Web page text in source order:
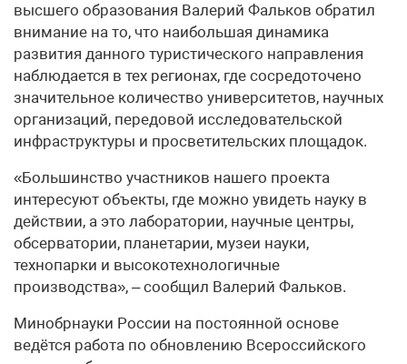
высшего образования Валерий Фальков обратил
внимание на то, что наибольшая динамика
развития данного туристического направления
наблюдается в тех регионах, где сосредоточено
значительное количество университетов, научных
организаций, передовой исследовательской
инфраструктуры и просветительских площадок.
«Большинство участников нашего проекта
интересуют объекты, где можно увидеть науку в
действии, а это лаборатории, научные центры,
обсерватории, планетарии, музеи науки,
технопарки и высокотехнологичные
производства», – сообщил Валерий Фальков.
Минобрнауки России на постоянной основе
ведётся работа по обновлению Всероссийского